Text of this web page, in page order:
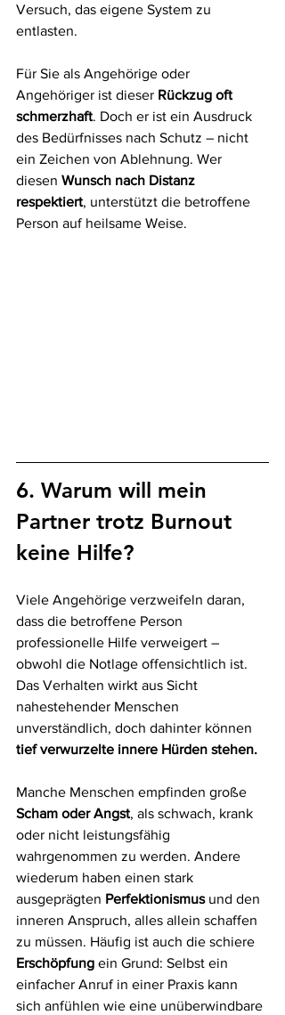
Versuch, das eigene System zu
entlasten.
Für Sie als Angehörige oder
Angehöriger ist dieser Rückzug oft
schmerzhaft. Doch er ist ein Ausdruck
des Bedürfnisses nach Schutz – nicht
ein Zeichen von Ablehnung. Wer
diesen Wunsch nach Distanz
respektiert, unterstützt die betroffene
Person auf heilsame Weise.
6. Warum will mein
Partner trotz Burnout
keine Hilfe?
Viele Angehörige verzweifeln daran,
dass die betroffene Person
professionelle Hilfe verweigert –
obwohl die Notlage offensichtlich ist.
Das Verhalten wirkt aus Sicht
nahestehender Menschen
unverständlich, doch dahinter können
tief verwurzelte innere Hürden stehen.
Manche Menschen empfinden große
Scham oder Angst, als schwach, krank
oder nicht leistungsfähig
wahrgenommen zu werden. Andere
wiederum haben einen stark
ausgeprägten Perfektionismus und den
inneren Anspruch, alles allein schaffen
zu müssen. Häufig ist auch die schiere
Erschöpfung ein Grund: Selbst ein
einfacher Anruf in einer Praxis kann
sich anfühlen wie eine unüberwindbare